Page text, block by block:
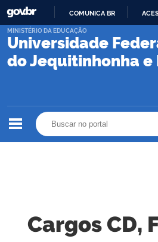
PARA
COMUNICA BR
Universidade
do Jequitinhonha e
MINISTÉRIO DA EDUCAÇÃO
Cargos CD,